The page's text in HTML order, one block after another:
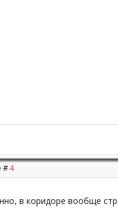
#4
в коридоре вообще